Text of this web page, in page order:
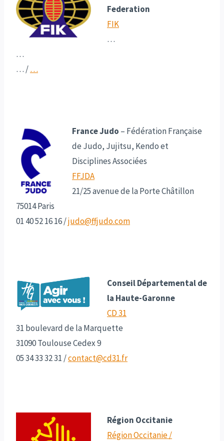
Federation
FIK
…
…
… /…
France Judo – Fédération Française
de Judo, Jujitsu, Kendo et
Disciplines Associées
FFJDA
21/25 avenue de la Porte Châtillon
75014 Paris
01 40 52 16 16 /judo@ffjudo.com
Conseil Départemental de
la Haute-Garonne
CD 31
31 boulevard de la Marquette
31090 Toulouse Cedex 9
05 34 33 32 31 /contact@cd31.fr
Région Occitanie
Région Occitanie /